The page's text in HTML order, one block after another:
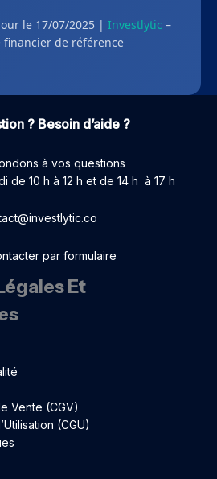
le 17/07/2025 | Investlytic –
financier de référence
? Besoin d’aide ?
à vos questions
de 10 h à 12 h et de 14 h à 17 h
par formulaire
Et
Vente (CGV)
(CGU)